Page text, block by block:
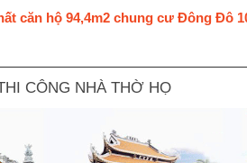
căn hộ 94,4m2 chung cư Đông Đô
CÔNG NHÀ THỜ HỌ